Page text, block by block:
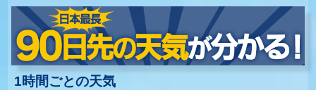
1時間ごとの天気